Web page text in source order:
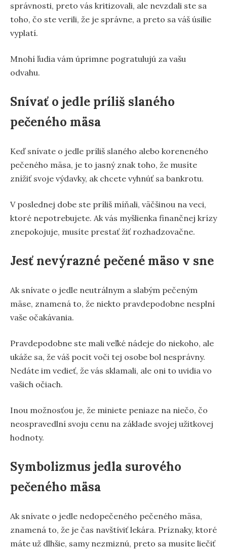
správnosti, preto vás kritizovali, ale nevzdali ste sa
toho, čo ste verili, že je správne, a preto sa váš úsilie
vyplatí.
Mnohí ľudia vám úprimne pogratulujú za vašu
odvahu.
Snívať o jedle príliš slaného
pečeného mäsa
Keď snívate o jedle príliš slaného alebo koreneného
pečeného mäsa, je to jasný znak toho, že musíte
znížiť svoje výdavky, ak chcete vyhnúť sa bankrotu.
V poslednej dobe ste príliš míňali, väčšinou na veci,
ktoré nepotrebujete. Ak vás myšlienka finančnej krízy
znepokojuje, musíte prestať žiť rozhadzovačne.
Jesť nevýrazné pečené mäso v sne
Ak snívate o jedle neutrálnym a slabým pečeným
mäse, znamená to, že niekto pravdepodobne nesplní
vaše očakávania.
Pravdepodobne ste mali veľké nádeje do niekoho, ale
ukáže sa, že váš pocit voči tej osobe bol nesprávny.
Nedáte im vedieť, že vás sklamali, ale oni to uvidia vo
vašich očiach.
Inou možnosťou je, že miniete peniaze na niečo, čo
neospravedlní svoju cenu na základe svojej užitkovej
hodnoty.
Symbolizmus jedla surového
pečeného mäsa
Ak snívate o jedle nedopečeného pečeného mäsa,
znamená to, že je čas navštíviť lekára. Príznaky, ktoré
máte už dlhšie, samy nezmiznú, preto sa musíte liečiť